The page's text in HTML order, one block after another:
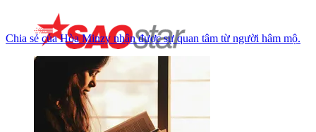
Chia sẻ của Hòa Minzy nhận được sự quan tâm từ người hâm mộ.